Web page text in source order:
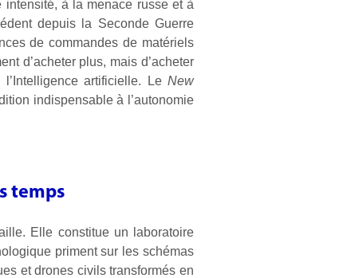
intensité, à la menace russe et à
depuis la Seconde Guerre
de commandes de matériels
d’acheter plus, mais d’acheter
artificielle. Le New
indispensable à l’autonomie
temps
Elle constitue un laboratoire
priment sur les schémas
et drones civils transformés en